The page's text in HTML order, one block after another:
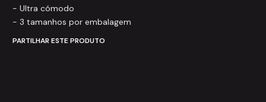
- Ultra cómodo
- 3 tamanhos por embalagem
PARTILHAR ESTE PRODUTO